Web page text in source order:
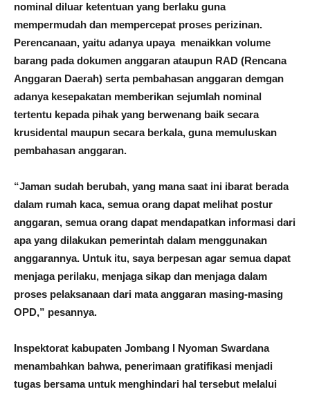
nominal diluar ketentuan yang berlaku guna
mempermudah dan mempercepat proses perizinan.
Perencanaan, yaitu adanya upaya menaikkan volume
barang pada dokumen anggaran ataupun RAD (Rencana
Anggaran Daerah) serta pembahasan anggaran demgan
adanya kesepakatan memberikan sejumlah nominal
tertentu kepada pihak yang berwenang baik secara
krusidental maupun secara berkala, guna memuluskan
pembahasan anggaran.
“Jaman sudah berubah, yang mana saat ini ibarat berada
dalam rumah kaca, semua orang dapat melihat postur
anggaran, semua orang dapat mendapatkan informasi dari
apa yang dilakukan pemerintah dalam menggunakan
anggarannya. Untuk itu, saya berpesan agar semua dapat
menjaga perilaku, menjaga sikap dan menjaga dalam
proses pelaksanaan dari mata anggaran masing-masing
OPD,” pesannya.
Inspektorat kabupaten Jombang I Nyoman Swardana
menambahkan bahwa, penerimaan gratifikasi menjadi
tugas bersama untuk menghindari hal tersebut melalui